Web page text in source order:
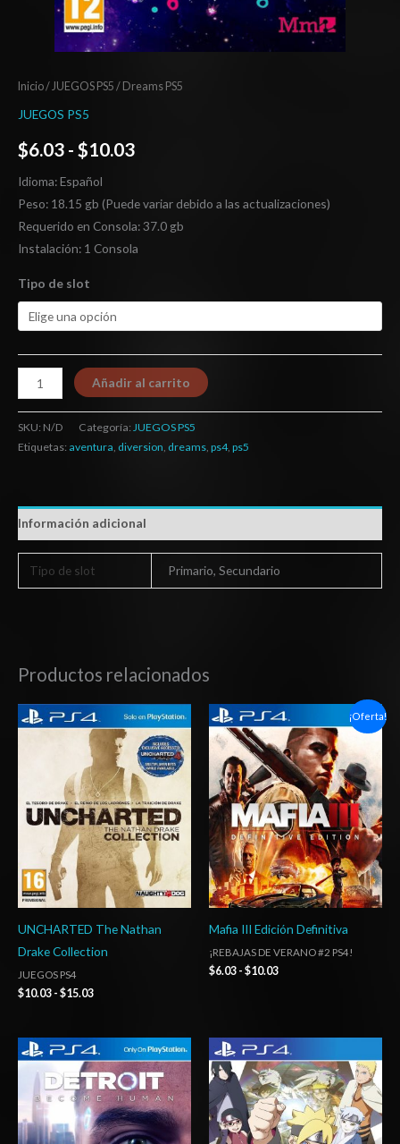
Inicio/JUEGOS PS5 / Dreams PS5
JUEGOS PS5
$6.03 - $10.03
Idioma: Español
Peso: 18.15 gb (Puede variar debido a las actualizaciones)
Requerido en Consola: 37.0 gb
Instalación: 1 Consola
Tipo de slot
Añadir al carrito
SKU: N/D Categoría: JUEGOS PS5
Etiquetas: aventura diversion dreams ps4, ps5
Información adicional
Tipo de slot Primario, Secundario
Productos relacionados
UNCHARTED The Nathan
Drake Collection
JUEGOS PS4
$10.03 - $15.03
Rango
de
precios:
desde
$10.03
hasta
$15.03
¡Oferta!
Mafia III Edición Definitiva
¡REBAJAS DE VERANO #2 PS4!
$6.03 - $10.03
Rango
de
precios:
desde
$6.03
hasta
$10.03
Rango
de
precios:
desde
$10.03
hasta
$15.03
Rango
de
precios:
desde
$24.03
hasta
$35.03